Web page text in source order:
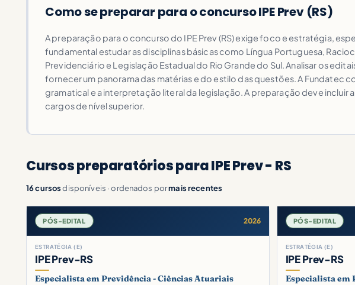
Como se preparar para o concurso IPE Prev (RS)
A preparação para o concurso do IPE Prev (RS) exige foco e estratégia,
fundamental estudar as disciplinas básicas como Língua Portuguesa,
Previdenciário e Legislação Estadual do Rio Grande do Sul. Analisar os
fornecer um panorama das matérias e do estilo das questões. A Fundatec
gramatical e a interpretação literal da legislação. A preparação deve
cargos de nível superior.
Cursos preparatórios para IPE Prev - RS
16 cursosdisponíveis · ordenados pormais recentes
PÓS-EDITAL 2026
ESTRATÉGIA (E)
IPE Prev-RS
Especialista em Previdência - Ciências Atuariais
PÓS-EDITAL
ESTRATÉGIA (E)
IPE Prev-RS
Especialista em